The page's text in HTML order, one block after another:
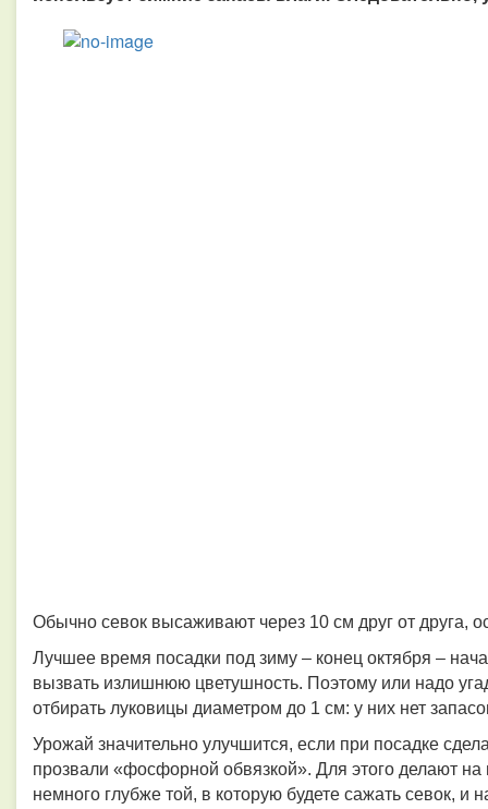
Обычно севок высаживают через 10 см друг от друга,
Лучшее время посадки под зиму – конец октября –
вызвать излишнюю цветушность. Поэтому или надо
отбирать луковицы диаметром до 1 см: у них нет
Урожай значительно улучшится, если при посадке
прозвали «фосфорной обвязкой». Для этого делают на
немного глубже той, в которую будете сажать севок,